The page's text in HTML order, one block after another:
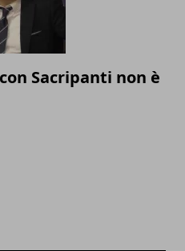
Sacripanti non è